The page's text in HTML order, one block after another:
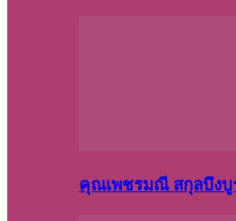
คุณเพชรมณี สกุลบึงบู